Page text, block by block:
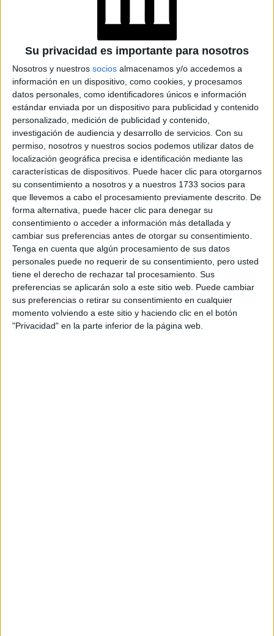
Su privacidad es importante para nosotros
Nosotros y nuestros socios almacenamos y/o accedemos a
información en un dispositivo, como cookies, y procesamos
datos personales, como identificadores únicos e información
estándar enviada por un dispositivo para publicidad y contenido
personalizado, medición de publicidad y contenido,
investigación de audiencia y desarrollo de servicios. Con su
permiso, nosotros y nuestros socios podemos utilizar datos de
localización geográfica precisa e identificación mediante las
características de dispositivos. Puede hacer clic para otorgarnos
su consentimiento a nosotros y a nuestros 1733 socios para
que llevemos a cabo el procesamiento previamente descrito. De
forma alternativa, puede hacer clic para denegar su
consentimiento o acceder a información más detallada y
cambiar sus preferencias antes de otorgar su consentimiento.
Tenga en cuenta que algún procesamiento de sus datos
personales puede no requerir de su consentimiento, pero usted
tiene el derecho de rechazar tal procesamiento. Sus
preferencias se aplicarán solo a este sitio web. Puede cambiar
sus preferencias o retirar su consentimiento en cualquier
momento volviendo a este sitio y haciendo clic en el botón
"Privacidad" en la parte inferior de la página web.
Accedé a los beneficios para suscriptores
Contenidos exclusivos
Sorteos
Descuentos en publicaciones
Participación en los eventos organizados por
Editorial Perfil.
Suscribite ahora
COMPARTÍ ESTA NOTA
EN ESTA NOTA
PERSONALIDAES: LUNA DE HOY CÁNCER